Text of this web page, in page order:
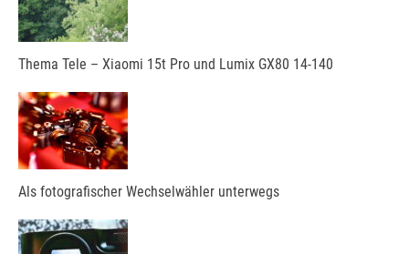
Thema Tele – Xiaomi 15t Pro und Lumix GX80 14-140
Als fotografischer Wechselwähler unterwegs